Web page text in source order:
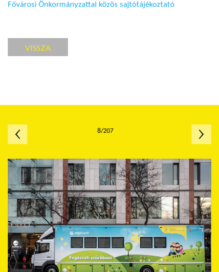
Fővárosi Önkormányzattal közös sajtótájékoztató
VISSZA
8/207